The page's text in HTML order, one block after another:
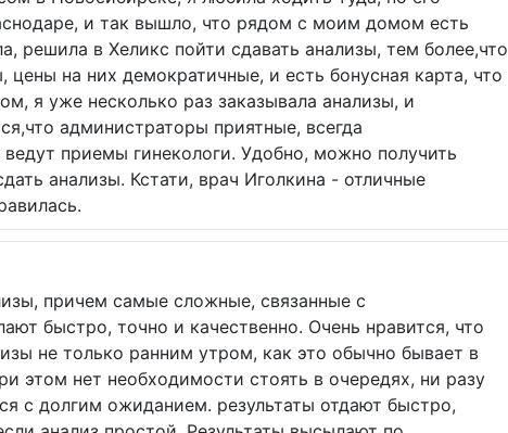
и так вышло, что рядом с моим домом есть
решила в Хеликс пойти сдавать анализы, тем более,что
цены на них демократичные, и есть бонусная карта, что
я уже несколько раз заказывала анализы, и
администраторы приятные, всегда
приемы гинекологи. Удобно, можно получить
анализы. Кстати, врач Иголкина - отличные
причем самые сложные, связанные с
быстро, точно и качественно. Очень нравится, что
не только ранним утром, как это обычно бывает в
этом нет необходимости стоять в очередях, ни разу
с долгим ожиданием. результаты отдают быстро,